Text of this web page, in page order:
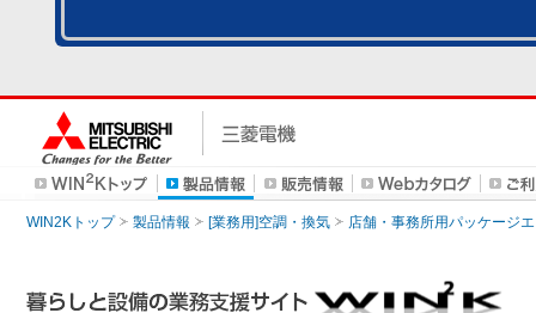
WIN2Kトップ 製品情報 [業務用]空調・換気 店舗・事務所用パッケージ